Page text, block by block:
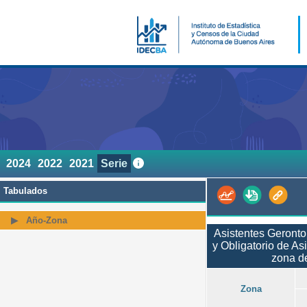
2024 2022 2021 Serie
Tabulados
Año-Zona
Asistentes
y Obligatorio de
zona
Zona